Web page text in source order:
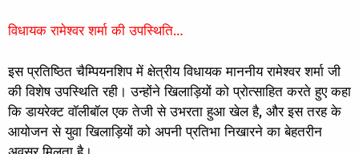
विधायक रामेश्वर शर्मा की उपस्थिति…
इस प्रतिष्ठित चैम्पियनशिप में क्षेत्रीय विधायक माननीय रामेश्वर शर्मा जी
की विशेष उपस्थिति रही। उन्होंने खिलाड़ियों को प्रोत्साहित करते हुए कहा
कि डायरेक्ट वॉलीबॉल एक तेजी से उभरता हुआ खेल है, और इस तरह के
आयोजन से युवा खिलाड़ियों को अपनी प्रतिभा निखारने का बेहतरीन